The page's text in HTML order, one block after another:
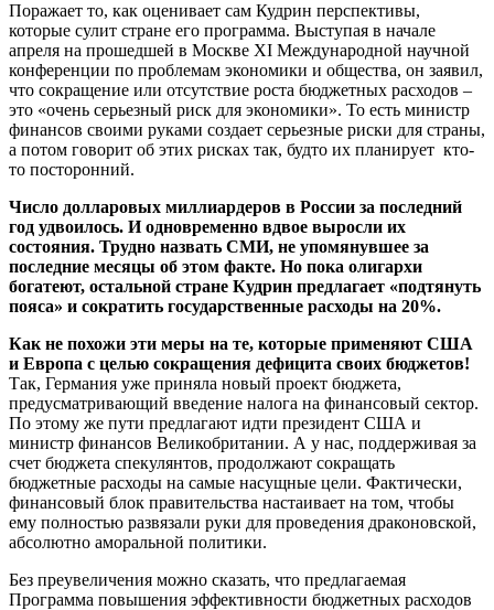
Поражает то, как оценивает сам Кудрин перспективы,
которые сулит стране его программа. Выступая в начале
апреля на прошедшей в Москве XI Международной научной
конференции по проблемам экономики и общества, он заявил,
что сокращение или отсутствие роста бюджетных расходов –
это «очень серьезный риск для экономики». То есть министр
финансов своими руками создает серьезные риски для страны,
а потом говорит об этих рисках так, будто их планирует кто-
то посторонний.
Число долларовых миллиардеров в России за последний
год удвоилось. И одновременно вдвое выросли их
состояния. Трудно назвать СМИ, не упомянувшее за
последние месяцы об этом факте. Но пока олигархи
богатеют, остальной стране Кудрин предлагает «подтянуть
пояса» и сократить государственные расходы на 20%.
Как не похожи эти меры на те, которые применяют США
и Европа с целью сокращения дефицита своих бюджетов!
Так, Германия уже приняла новый проект бюджета,
предусматривающий введение налога на финансовый сектор.
По этому же пути предлагают идти президент США и
министр финансов Великобритании. А у нас, поддерживая за
счет бюджета спекулянтов, продолжают сокращать
бюджетные расходы на самые насущные цели. Фактически,
финансовый блок правительства настаивает на том, чтобы
ему полностью развязали руки для проведения драконовской,
абсолютно аморальной политики.
Без преувеличения можно сказать, что предлагаемая
Программа повышения эффективности бюджетных расходов